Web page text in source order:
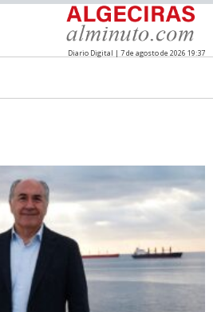
Diario Digital | 7 de agosto de 2026 19:37